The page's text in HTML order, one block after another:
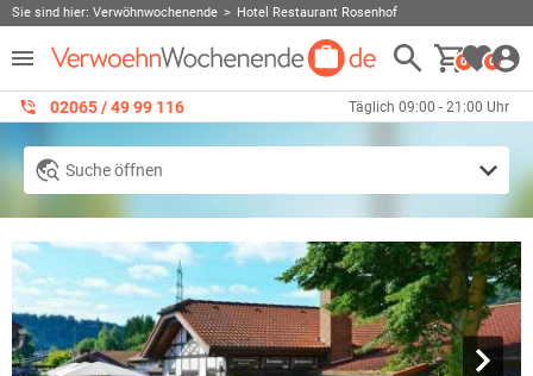
Sie sind hier: Verwöhnwochenende Hotel Restaurant Rosenhof
0 0
02065 / 49 ‌99 116 Täglich 09:00 - 21:00 Uhr
Suche öffnen